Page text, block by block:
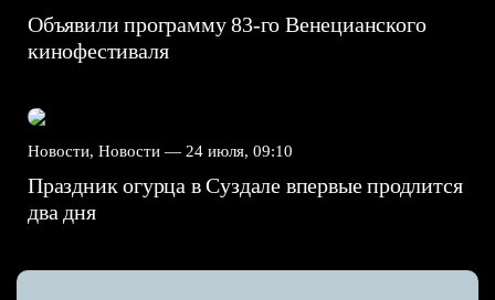
Объявили программу 83-го Венецианского
кинофестиваля
Новости, Новости — 24 июля, 09:10
Праздник огурца в Суздале впервые продлится
два дня